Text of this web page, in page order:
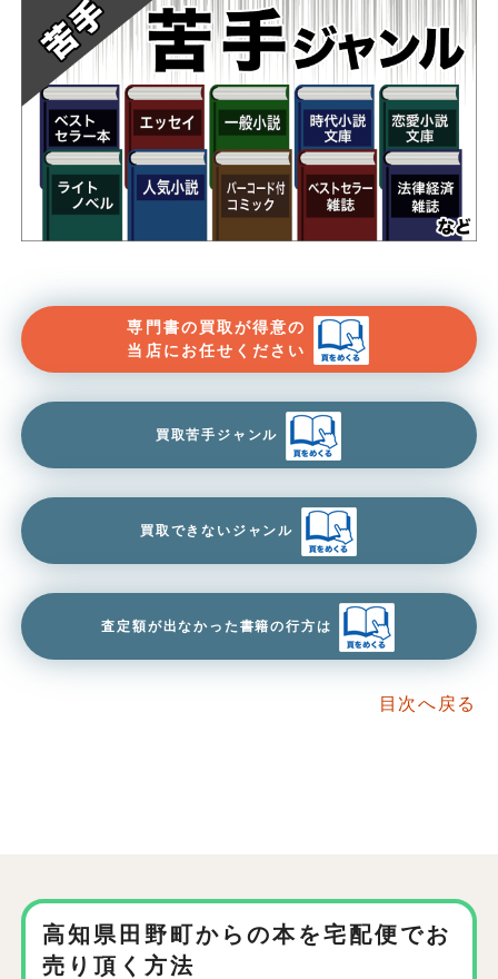
専門書の買取が得意の
当店にお任せください
買取苦手ジャンル
買取できないジャンル
査定額が出なかった書籍の行方は
目次へ戻る
高知県田野町からの本を宅配便でお
売り頂く方法